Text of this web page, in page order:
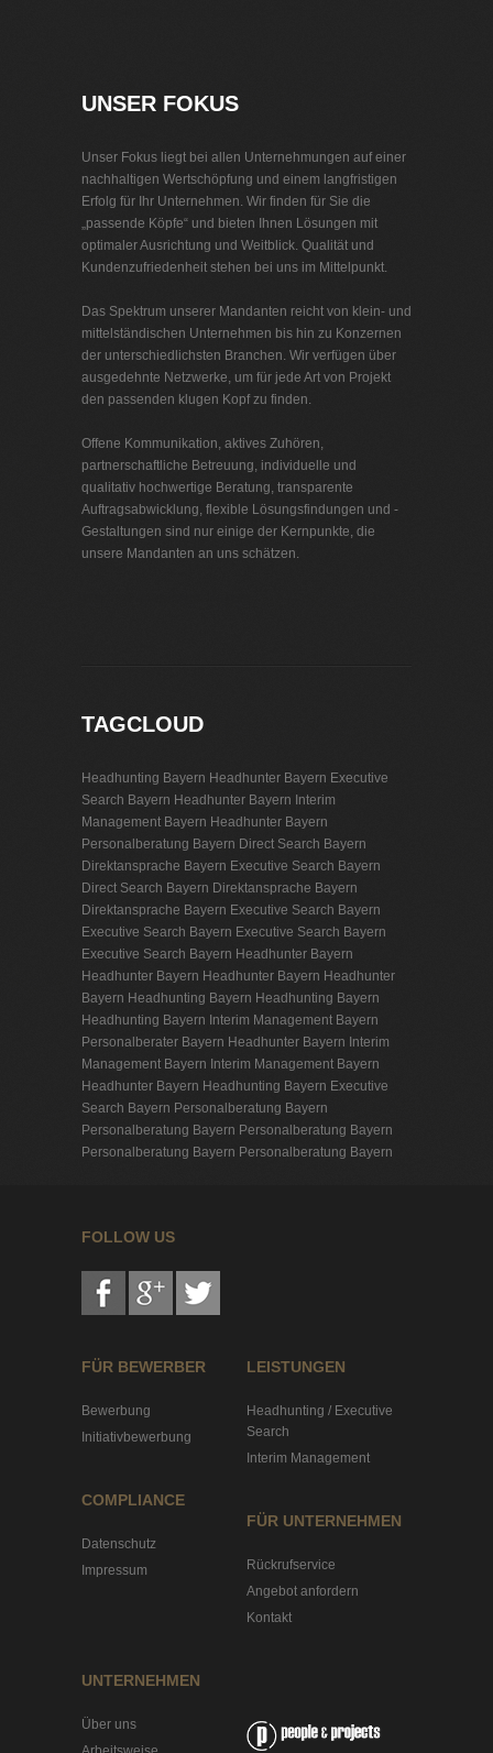
UNSER FOKUS
Unser Fokus liegt bei allen Unternehmungen auf einer
nachhaltigen Wertschöpfung und einem langfristigen
Erfolg für Ihr Unternehmen. Wir finden für Sie die
„passende Köpfe“ und bieten Ihnen Lösungen mit
optimaler Ausrichtung und Weitblick. Qualität und
Kundenzufriedenheit stehen bei uns im Mittelpunkt.
Das Spektrum unserer Mandanten reicht von klein- und
mittelständischen Unternehmen bis hin zu Konzernen
der unterschiedlichsten Branchen. Wir verfügen über
ausgedehnte Netzwerke, um für jede Art von Projekt
den passenden klugen Kopf zu finden.
Offene Kommunikation, aktives Zuhören,
partnerschaftliche Betreuung, individuelle und
qualitativ hochwertige Beratung, transparente
Auftragsabwicklung, flexible Lösungsfindungen und -
Gestaltungen sind nur einige der Kernpunkte, die
unsere Mandanten an uns schätzen.
TAGCLOUD
Headhunting Bayern Headhunter Bayern Executive
Search Bayern Headhunter Bayern Interim
Management Bayern Headhunter Bayern
Personalberatung Bayern Direct Search Bayern
Direktansprache Bayern Executive Search Bayern
Direct Search Bayern Direktansprache Bayern
Direktansprache Bayern Executive Search Bayern
Executive Search Bayern Executive Search Bayern
Executive Search Bayern Headhunter Bayern
Headhunter Bayern Headhunter Bayern Headhunter
Bayern Headhunting Bayern Headhunting Bayern
Headhunting Bayern Interim Management Bayern
Personalberater Bayern Headhunter Bayern Interim
Management Bayern Interim Management Bayern
Headhunter Bayern Headhunting Bayern Executive
Search Bayern Personalberatung Bayern
Personalberatung Bayern Personalberatung Bayern
Personalberatung Bayern Personalberatung Bayern
FOLLOW US
FÜR BEWERBER
Bewerbung
Initiativbewerbung
COMPLIANCE
Datenschutz
Impressum
LEISTUNGEN
Headhunting / Executive
Search
Interim Management
FÜR UNTERNEHMEN
Rückrufservice
Angebot anfordern
Kontakt
UNTERNEHMEN
Über uns